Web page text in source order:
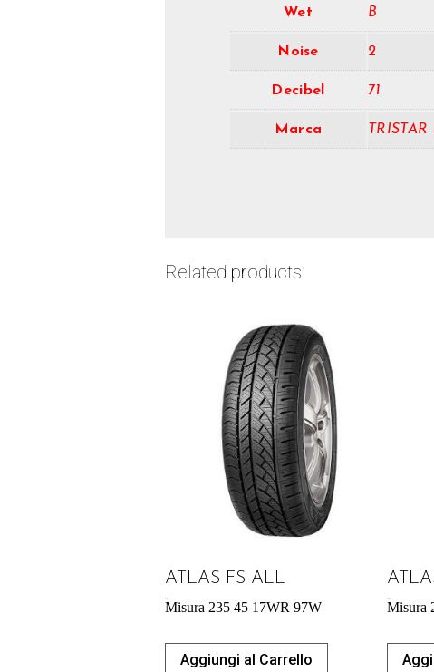
Wet B
Noise 2
Decibel 71
Marca
Related products
ATLAS FS ALL
Misura 235 45 17WR 97W
Aggiungi al Carrello
Misura